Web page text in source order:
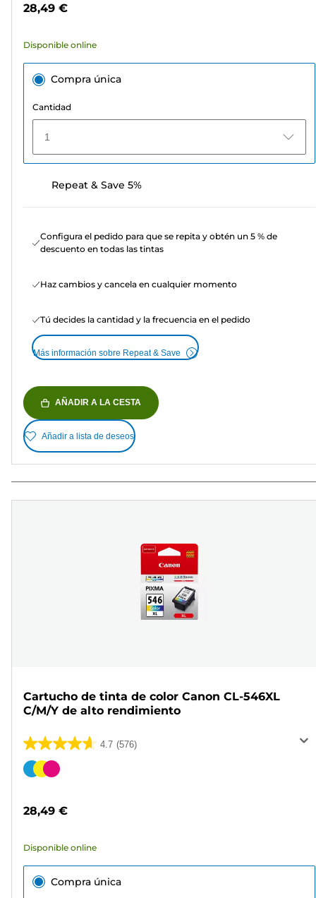
2187
28,49 €
Disponible online
Compra única
Cantidad
1
Repeat & Save 5%
Configura el pedido para que se repita y obtén un 5 % de
descuento en todas las tintas
Haz cambios y cancela en cualquier momento
Tú decides la cantidad y la frecuencia en el pedido
Más información sobre Repeat & Save
AÑADIR A LA CESTA
Añadir a lista de deseos
Cartucho de tinta de color Canon CL-546XL
C/M/Y de alto rendimiento
4.7 (576)
4.7
de
576
Cartucho
28,49 €
Disponible online
Compra única